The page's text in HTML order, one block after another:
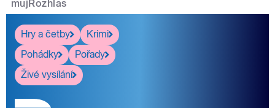
mujRozhlas
Hry a četby
Krimi
Pohádky
Pořady
Živé vysílání